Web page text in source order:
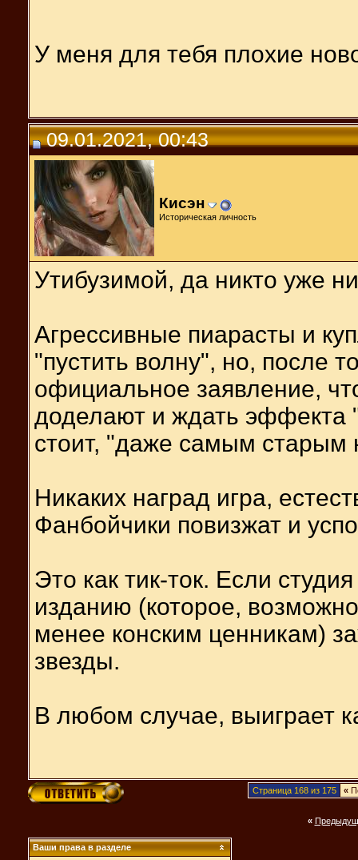
У меня для тебя плохие
09.01.2021, 00:43
Кисэн
Историческая личность
Утибузимой, да никто уже
Агрессивные пиарасты и
"пустить волну", но, после
официальное заявление,
доделают и ждать эффекта
стоит, "даже самым старым
Никаких наград игра,
Фанбойчики повизжат и
Это как тик-ток. Если
изданию (которое,
менее конским ценникам)
звезды.
В любом случае, выиграет
Страница 168 из 175 «
«
Ваши права в разделе